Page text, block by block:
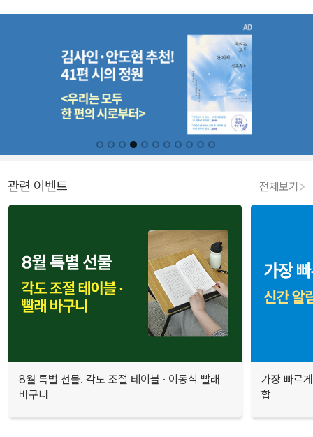
관련 이벤트 전체보기
8월 특별 선물. 각도 조절 테이블 · 이동식 빨래
바구니
가장 빠르
합